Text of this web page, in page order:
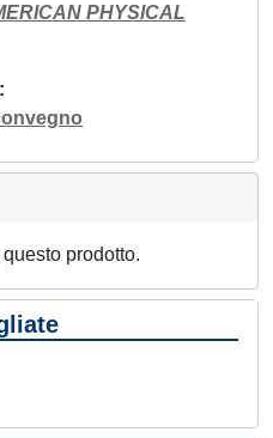
PHYSICAL
prodotto.